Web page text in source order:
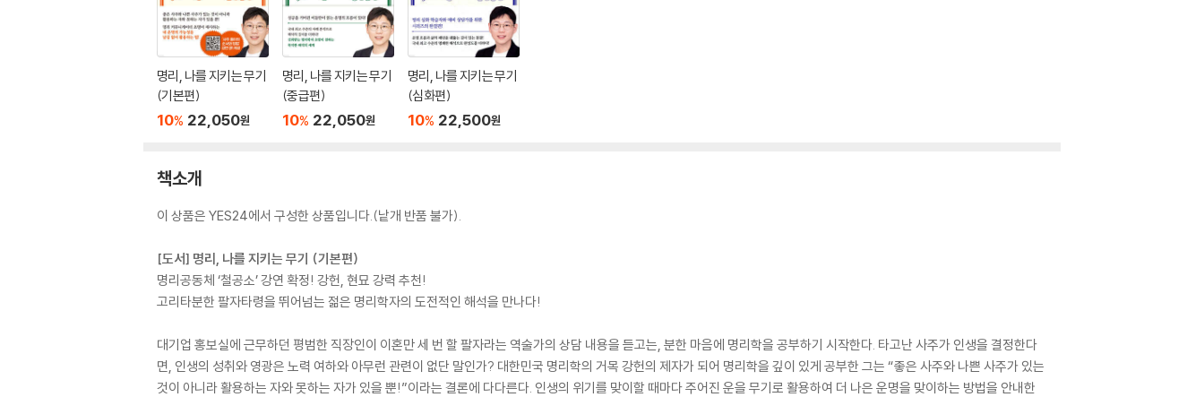
명리, 나를 지키는 무기
(기본편)
10% 22,050원
명리, 나를 지키는 무기
(중급편)
10% 22,050원
명리, 나를 지키는 무기
(심화편)
10% 22,500원
책소개
이 상품은 YES24에서 구성한 상품입니다.(낱개 반품 불가).
[도서] 명리, 나를 지키는 무기 (기본편)
명리공동체 ‘철공소’ 강연 확정! 강헌, 현묘 강력 추천!
고리타분한 팔자타령을 뛰어넘는 젊은 명리학자의 도전적인 해석을 만나다!
대기업 홍보실에 근무하던 평범한 직장인이 이혼만 세 번 할 팔자라는 역술가의 상담 내용을 듣고는, 분한 마음에 명리학을 공부하기 시작한다. 타고난 사주가 인생을 결정한다
면, 인생의 성취와 영광은 노력 여하와 아무런 관련이 없단 말인가? 대한민국 명리학의 거목 강헌의 제자가 되어 명리학을 깊이 있게 공부한 그는 “좋은 사주와 나쁜 사주가 있는
것이 아니라 활용하는 자와 못하는 자가 있을 뿐!”이라는 결론에 다다른다. 인생의 위기를 맞이할 때마다 주어진 운을 무기로 활용하여 더 나은 운명을 맞이하는 방법을 안내한